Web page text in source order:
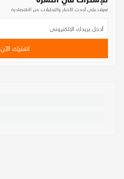
تعرف على أحدث الأخبار والتحليلات من الاقتصادية
اشترك الآن